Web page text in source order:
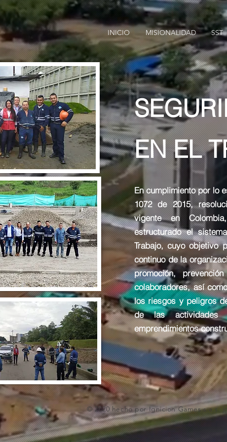
INICIO MISIONALIDAD SST
EN EL
En cumplimiento por lo
1072 de 2015,
vigente en
estructurado el
Trabajo, cuyo objetivo
continuo de la
promoción,
colaboradores, así
los riesgos y peligros
de las
emprendimientos
© 2020 hecho por Ignicion Games s.a.s.